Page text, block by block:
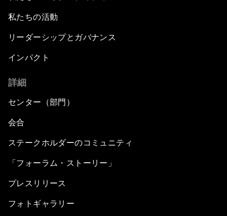
私たちの活動
リーダーシップとガバナンス
インパクト
詳細
センター（部門）
会合
ステークホルダーのコミュニティ
「フォーラム・ストーリー」
プレスリリース
フォトギャラリー